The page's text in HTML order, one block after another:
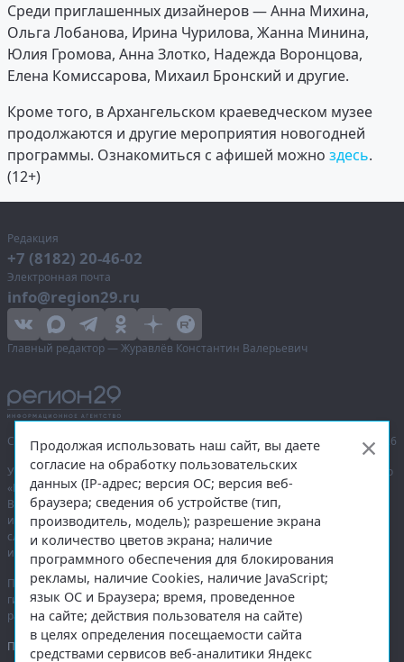
Среди приглашенных дизайнеров — Анна Михина,
Ольга Лобанова, Ирина Чурилова, Жанна Минина,
Юлия Громова, Анна Злотко, Надежда Воронцова,
Елена Комиссарова, Михаил Бронский и другие.
Кроме того, в Архангельском краеведческом музее
продолжаются и другие мероприятия новогодней
программы. Ознакомиться с афишей можно здесь.
(12+)
Редакция
+7 (8182) 20-46-02
Электронная почта
info@region29.ru
Главный редактор — Журавлёв Константин Валерьевич
Сетевое издание «Информационное агентство Регион 29»,
© 2016–2026
Учредитель — общество с ограниченной ответственностью «Агентство
«Правда Севера».
Выписка из реестра зарегистрированных средств массовой
информации:ЭЛ № ФС 77-74226от 09.11.2018 выдано Федеральной
службой по надзору в сфере связи, информационных технологий
и массовых коммуникаций (Роскомнадзор).
При полном или частичном использовании любых материалов
гиперссылка на region29.ruобязательна. Копирование материалов без
разрешения администрации сайта запрещено.
Правовая информация
Продолжая использовать наш сайт, вы даете
согласие на обработку пользовательских
данных (IP-адрес; версия ОС; версия веб-
браузера; сведения об устройстве (тип,
производитель, модель); разрешение экрана
и количество цветов экрана; наличие
программного обеспечения для блокирования
рекламы, наличие Cookies, наличие JavaScript;
язык ОС и Браузера; время, проведенное
на сайте; действия пользователя на сайте)
в целях определения посещаемости сайта
средствами сервисов веб-аналитики Яндекс